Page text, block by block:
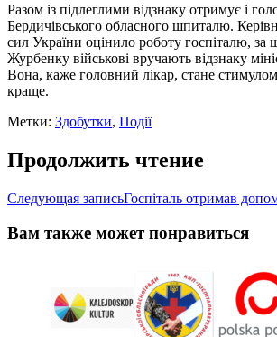
Разом із підлеглими відзнаку отримує і
Бердичівського обласного шпиталю.
сил України оцінило роботу госпіталю, за
Журбенку військові вручають відзнаку
Вона, каже головний лікар, стане
краще.
Метки: Здобутки, Події
Продолжить чтение
Следующая записьГоспіталь отримав
Вам также может понравиться